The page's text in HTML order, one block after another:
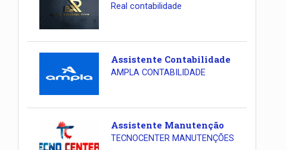
Real contabilidade
Assistente Contabilidade
AMPLA CONTABILIDADE
Assistente Manutenção
TECNOCENTER MANUTENÇÕES